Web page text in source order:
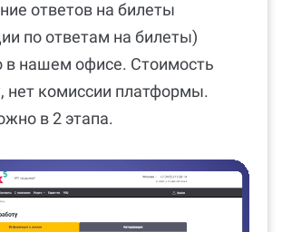
ответов на билеты
по ответам на билеты)
в нашем офисе. Стоимость
нет комиссии платформы.
в 2 этапа.